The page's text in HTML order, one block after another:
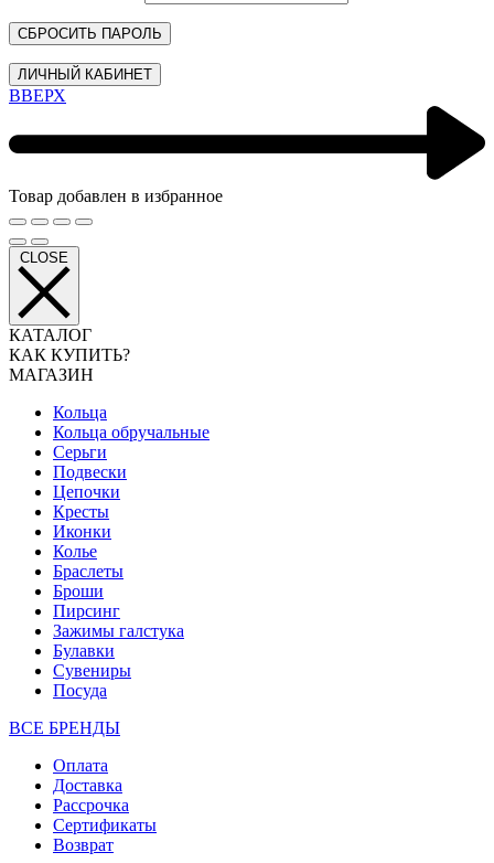
СБРОСИТЬ ПАРОЛЬ
ЛИЧНЫЙ КАБИНЕТ
ВВЕРХ
Товар добавлен в избранное
CLOSE
КАТАЛОГ
КАК КУПИТЬ?
МАГАЗИН
Кольца
Кольца обручальные
Серьги
Подвески
Цепочки
Кресты
Иконки
Колье
Браслеты
Броши
Пирсинг
Зажимы галстука
Булавки
Сувениры
Посуда
ВСЕ БРЕНДЫ
Оплата
Доставка
Рассрочка
Сертификаты
Возврат